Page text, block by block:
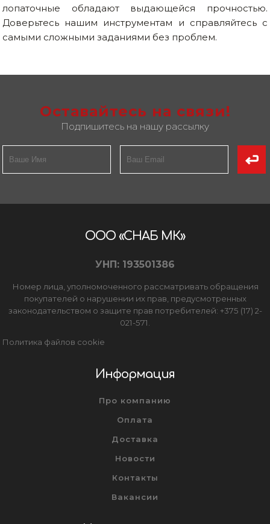
лопаточные обладают выдающейся прочностью.
Доверьтесь нашим инструментам и справляйтесь с
самыми сложными заданиями без проблем.
Оставайтесь на связи!
Подпишитесь на нашу рассылку
ООО «СНАБ МК»
УНП: 193501386
Номер лица, уполномоченного рассматривать обращения
покупателей о нарушении их прав, предусмотренных
законодательством о защите прав потребителей: +375 (17) 2-
021-571.
Политика файлов cookie
Информация
Про компанию
Оплата
Доставка
Новости
Контакты
Вакансии